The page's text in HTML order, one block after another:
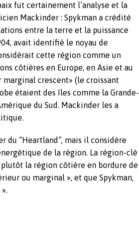
fut certainement l’analyse et la
Mackinder : Spykman a crédité
entre la terre et la puissance
avait identifié le noyau de
cette région comme un
côtières en Europe, en Asie et au
crescent» (le croissant
étaient des îles comme la Grande-
du Sud. Mackinder les a
du “Heartland”, mais il considère
de la région. La région-clé
la région côtière en bordure de
ou marginal », et que Spykman,